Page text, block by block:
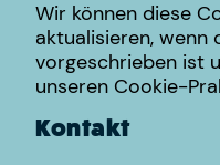
Wir können diese
aktualisieren, wenn
vorgeschrieben ist
unseren Cookie-
Kontakt